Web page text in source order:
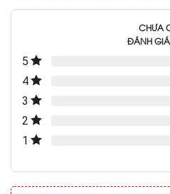
CHƯA
ĐÁNH
5
4
3
2
1